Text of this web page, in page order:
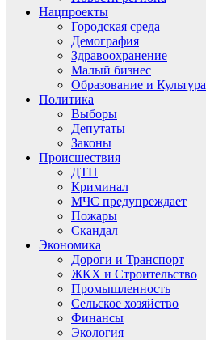
Нацпроекты
Городская среда
Демография
Здравоохранение
Малый бизнес
Образование и Культура
Политика
Выборы
Депутаты
Законы
Происшествия
ДТП
Криминал
МЧС предупреждает
Пожары
Скандал
Экономика
Дороги и Транспорт
ЖКХ и Строительство
Промышленность
Сельское хозяйство
Финансы
Экология